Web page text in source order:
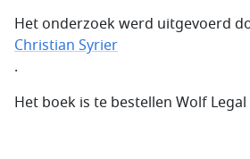
Het onderzoek werd uitgevoerd
Christian Syrier
.
Het boek is te bestellen Wolf